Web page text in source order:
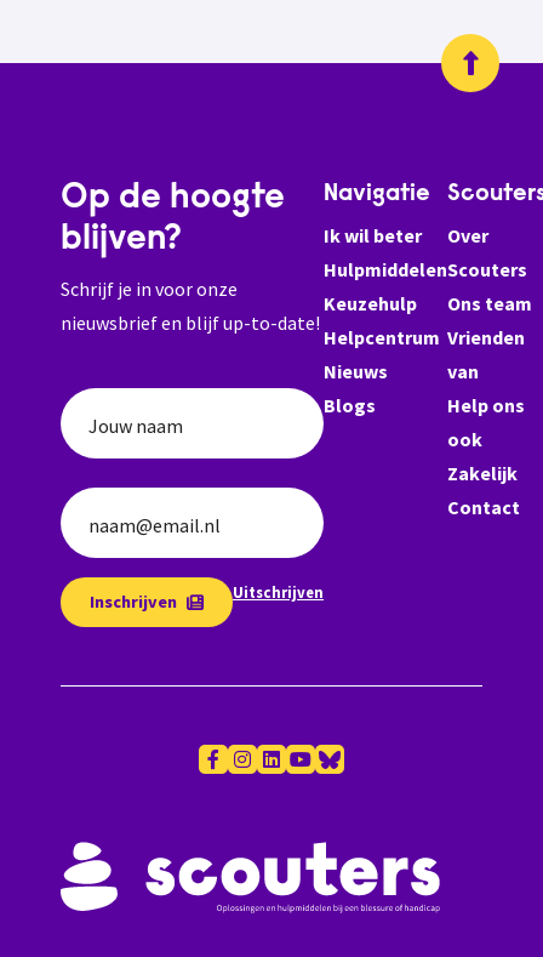
Op de hoogte
blijven?
Schrijf je in voor onze
nieuwsbrief en blijf up-to-date!
Jouw naam
naam@email.nl
Inschrijven Uitschrijven
Navigatie
Ik wil beter
Hulpmiddelen
Keuzehulp
Helpcentrum
Nieuws
Blogs
Over
Scouters
Ons team
Vrienden
van
Help ons
ook
Zakelijk
Contact